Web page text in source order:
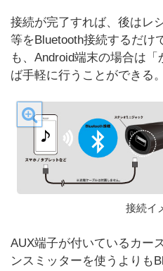
接続が完了すれば、後はレ
等をBluetooth接続するだけ
も、Android端末の場合は
ば手軽に行うことができる。
接続イ
AUX端子が付いているカー
ンスミッターを使うよりも